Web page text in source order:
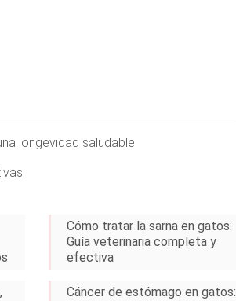
longevidad saludable
Cómo tratar la sarna en gatos:
Guía veterinaria completa y
efectiva
Cáncer de estómago en gatos: